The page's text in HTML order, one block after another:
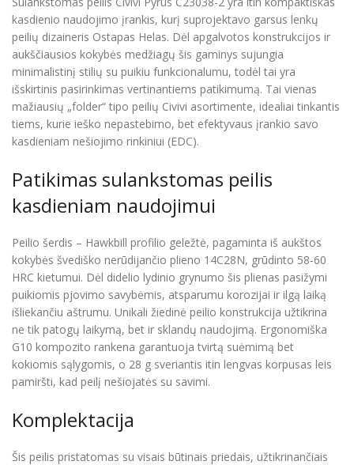
kasdienio naudojimo įrankis, kurį suprojektavo garsus lenkų
peilių dizaineris Ostapas Helas. Dėl apgalvotos konstrukcijos ir
aukščiausios kokybės medžiagų šis gaminys sujungia
minimalistinį stilių su puikiu funkcionalumu, todėl tai yra
išskirtinis pasirinkimas vertinantiems patikimumą. Tai vienas
mažiausių „folder“ tipo peilių Civivi asortimente, idealiai tinkantis
tiems, kurie ieško nepastebimo, bet efektyvaus įrankio savo
kasdieniam nešiojimo rinkiniui (EDC).
Patikimas sulankstomas peilis
kasdieniam naudojimui
Peilio šerdis – Hawkbill profilio geležtė, pagaminta iš aukštos
kokybės švediško nerūdijančio plieno 14C28N, grūdinto 58-60
HRC kietumui. Dėl didelio lydinio grynumo šis plienas pasižymi
puikiomis pjovimo savybėmis, atsparumu korozijai ir ilgą laiką
išliekančiu aštrumu. Unikali žiedinė peilio konstrukcija užtikrina
ne tik patogų laikymą, bet ir sklandų naudojimą. Ergonomiška
G10 kompozito rankena garantuoja tvirtą suėmimą bet
kokiomis sąlygomis, o 28 g sveriantis itin lengvas korpusas leis
pamiršti, kad peilį nešiojatės su savimi.
Komplektacija
Šis peilis pristatomas su visais būtinais priedais, užtikrinančiais